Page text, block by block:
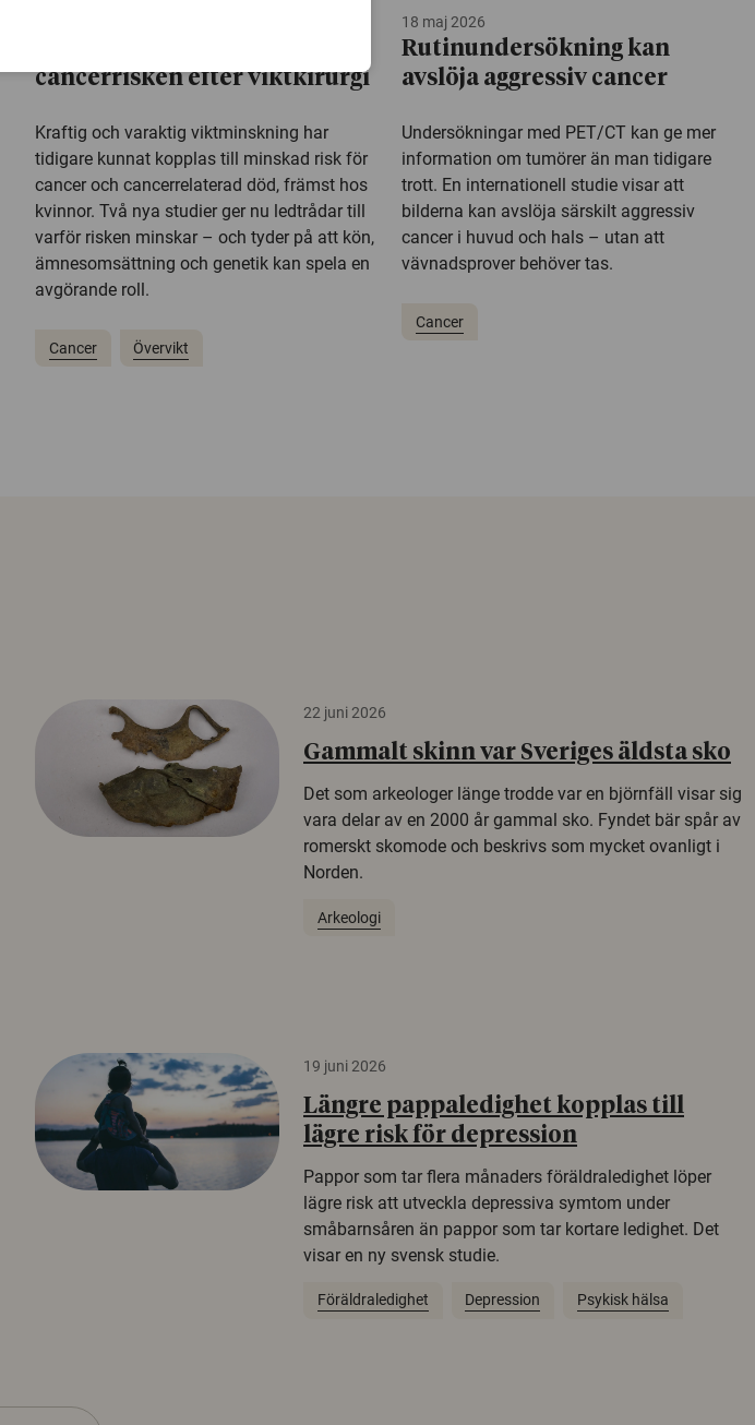
cancerrisken efter viktkirurgi
Kraftig och varaktig viktminskning har
tidigare kunnat kopplas till minskad risk för
cancer och cancerrelaterad död, främst hos
kvinnor. Två nya studier ger nu ledtrådar till
varför risken minskar – och tyder på att kön,
ämnesomsättning och genetik kan spela en
avgörande roll.
Cancer Övervikt
18 maj 2026
Rutinundersökning kan
avslöja aggressiv cancer
Undersökningar med PET/CT kan ge mer
information om tumörer än man tidigare
trott. En internationell studie visar att
bilderna kan avslöja särskilt aggressiv
cancer i huvud och hals – utan att
vävnadsprover behöver tas.
Cancer
22 juni 2026
Gammalt skinn var Sveriges äldsta sko
Det som arkeologer länge trodde var en björnfäll visar sig
vara delar av en 2000 år gammal sko. Fyndet bär spår av
romerskt skomode och beskrivs som mycket ovanligt i
Norden.
Arkeologi
19 juni 2026
Längre pappaledighet kopplas till
lägre risk för depression
Pappor som tar flera månaders föräldraledighet löper
lägre risk att utveckla depressiva symtom under
småbarnsåren än pappor som tar kortare ledighet. Det
visar en ny svensk studie.
Föräldraledighet Depression Psykisk hälsa